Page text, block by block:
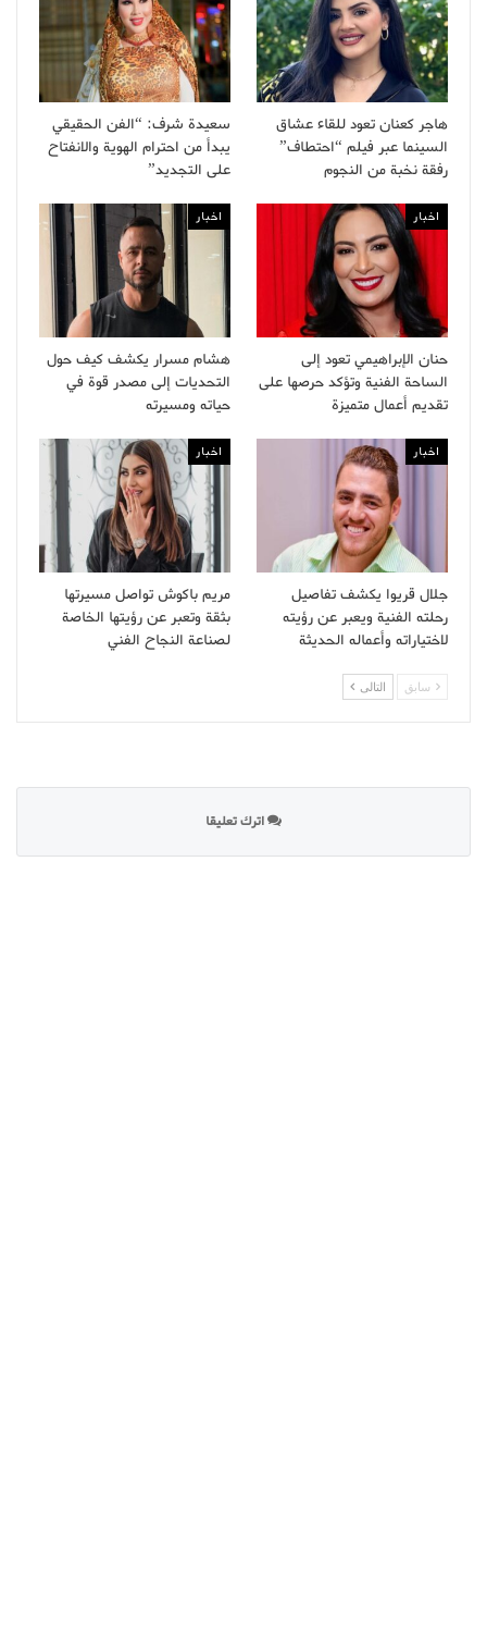
هاجر كعنان تعود للقاء عشاق
السينما عبر فيلم “احتطاف”
رفقة نخبة من النجوم
سعيدة شرف: “الفن الحقيقي
يبدأ من احترام الهوية والانفتاح
على التجديد”
اخبار
حنان الإبراهيمي تعود إلى
الساحة الفنية وتؤكد حرصها على
تقديم أعمال متميزة
اخبار
هشام مسرار يكشف كيف حول
التحديات إلى مصدر قوة في
حياته ومسيرته
اخبار
جلال قريوا يكشف تفاصيل
رحلته الفنية ويعبر عن رؤيته
لاختياراته وأعماله الحديثة
اخبار
مريم باكوش تواصل مسيرتها
بثقة وتعبر عن رؤيتها الخاصة
لصناعة النجاح الفني
سابق التالى
اترك تعليقا